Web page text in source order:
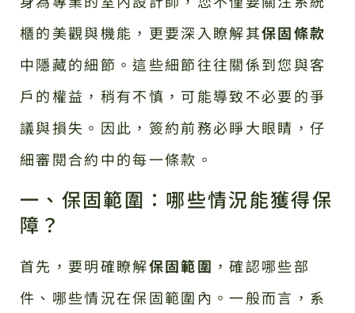
櫃的美觀與機能，更要深入瞭解其保固條款
中隱藏的細節。這些細節往往關係到您與客
戶的權益，稍有不慎，可能導致不必要的爭
議與損失。因此，簽約前務必睜大眼睛，仔
細審閱合約中的每一條款。
一、保固範圍：哪些情況能獲得保
障？
首先，要明確瞭解保固範圍 ，確認哪些部
件、哪些情況在保固範圍內。一般而言，系